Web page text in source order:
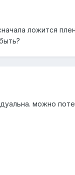
ложится
можно